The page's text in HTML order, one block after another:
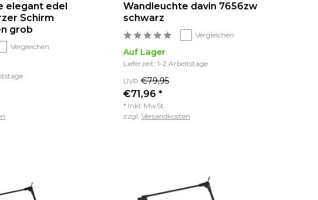
elegant edel
Schirm
grob
Vergleichen
Wandleuchte davin 7656zw
schwarz
Vergleichen
Auf Lager
Lieferzeit: 1-2 Arbeitstage
UVP €79,95
€71,96 *
* Inkl. MwSt.
zzgl. Versandkosten